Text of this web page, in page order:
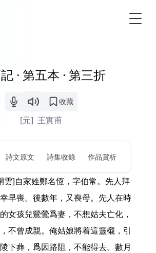
· 第五本 · 第三折
收藏
[元] 王實甫
詩文原文 詩集收錄 作品賞析
雲]自家姓鄭名恆，字伯常。先人拜
早喪。後數年，又喪母。先人在時
女孩兒鶯鶯爲妻，不想姑夫亡化，
不曾成親。俺姑娘將着這靈櫬，引
下葬，爲因路阻，不能得去。數月